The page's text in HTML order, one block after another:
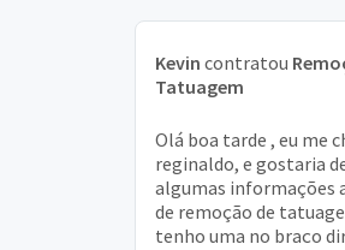
Kevin contratou
Tatuagem
Olá boa tarde , eu me
reginaldo, e gostaria
algumas informações
de remoção de
tenho uma no braço